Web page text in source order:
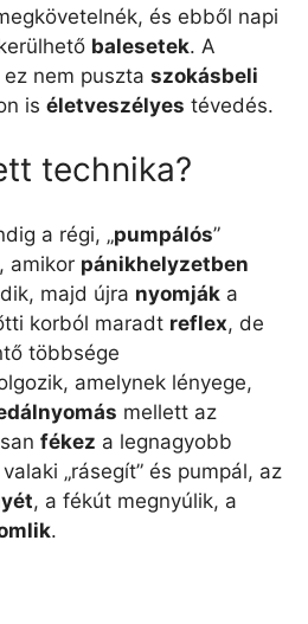
és ebből napi
balesetek. A
nem puszta szokásbeli
is életveszélyes tévedés.
technika?
a régi, „pumpálós”
amikor pánikhelyzetben
majd újra nyomják a
korból maradt reflex, de
többsége
amelynek lényege,
mellett az
fékez a legnagyobb
„rásegít” és pumpál, az
, a fékút megnyúlik, a
.